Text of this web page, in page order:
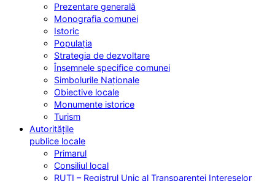
Prezentare generală
Monografia comunei
Istoric
Populația
Strategia de dezvoltare
Însemnele specifice comunei
Simbolurile Naționale
Obiective locale
Monumente istorice
Turism
Autoritățile
publice locale
Primarul
Consiliul local
RUTI – Registrul Unic al Transparenței Intereselor